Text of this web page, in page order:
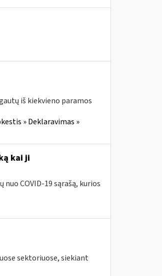
iš kiekvieno paramos
» Deklaravimas »
kai ji
COVID-19 sąrašą, kurios
sektoriuose, siekiant